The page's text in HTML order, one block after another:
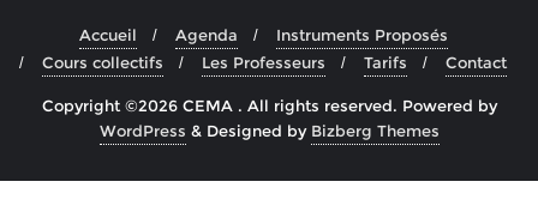
Accueil Agenda
Instruments Proposés
Cours collectifs
Les Professeurs Tarifs Contact
Copyright ©2026 CEMA . All rights reserved. Powered by
WordPress & Designed by Bizberg Themes